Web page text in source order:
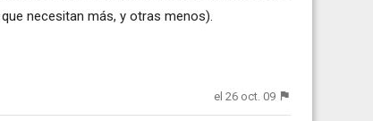
necesitan más, y otras menos).
el 26 oct. 09